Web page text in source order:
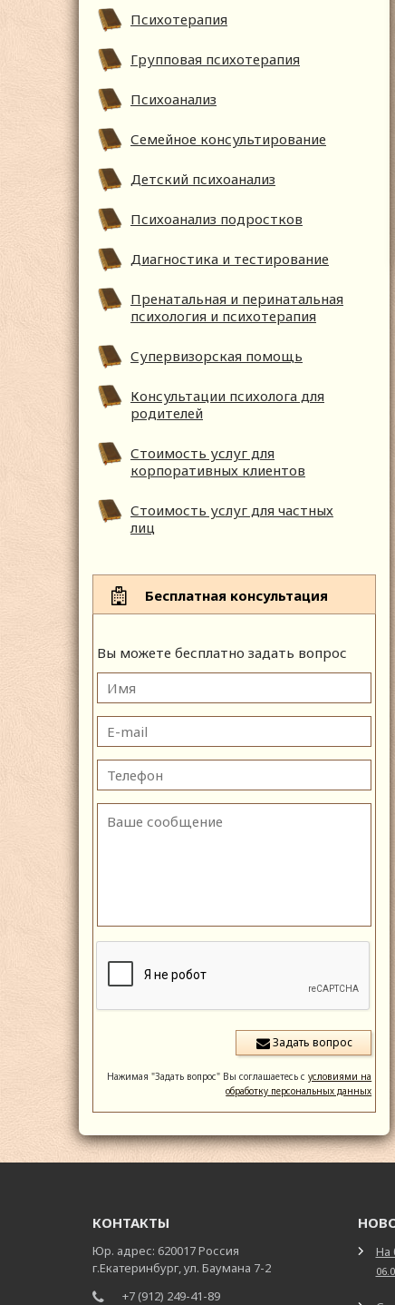
Психотерапия
Групповая психотерапия
Психоанализ
Семейное консультирование
Детский психоанализ
Психоанализ подростков
Диагностика и тестирование
Пренатальная и перинатальная
психология и психотерапия
Супервизорская помощь
Консультации психолога для
родителей
Стоимость услуг для
корпоративных клиентов
Стоимость услуг для частных
лиц
Бесплатная консультация
Вы можете бесплатно задать вопрос
Нажимая "Задать вопрос" Вы соглашаетесь сусловиями на
обработку персональных данных
КОНТАКТЫ
Юр. адрес: 620017 Россия
г.Екатеринбург, ул. Баумана 7-2
+7 (912) 249-41-89
На